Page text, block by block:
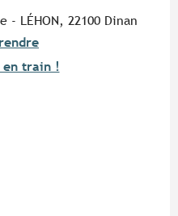
- LÉHON, 22100 Dinan
train !